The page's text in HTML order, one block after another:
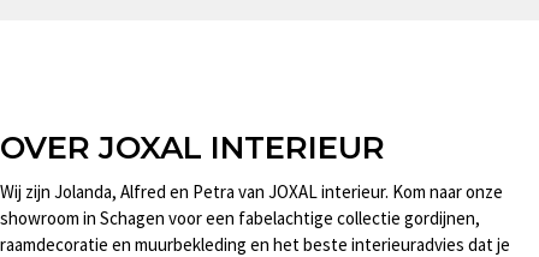
OVER JOXAL INTERIEUR
Wij zijn Jolanda, Alfred en Petra van JOXAL interieur. Kom naar onze
showroom in Schagen voor een fabelachtige collectie gordijnen,
raamdecoratie en muurbekleding en het beste interieuradvies dat je